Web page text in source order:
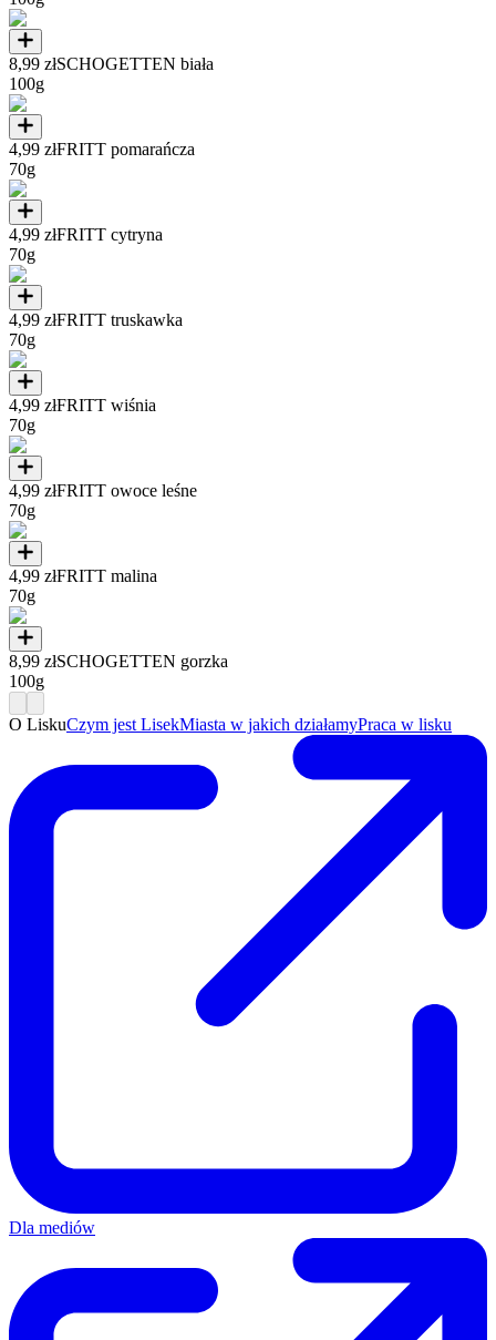
8,99 złSCHOGETTEN biała
100g
4,99 złFRITT pomarańcza
70g
4,99 złFRITT cytryna
70g
4,99 złFRITT truskawka
70g
4,99 złFRITT wiśnia
70g
4,99 złFRITT owoce leśne
70g
4,99 złFRITT malina
70g
8,99 złSCHOGETTEN gorzka
100g
O LiskuCzym jest LisekMiasta w jakich działamyPraca w lisku
Dla mediów